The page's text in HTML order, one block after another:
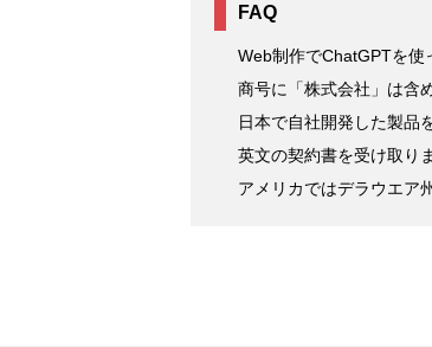
FAQ
Web制作でChatGPTを使
商号に「株式会社」は含
日本で自社開発した製品
英文の契約書を受け取り
アメリカではデラウエア